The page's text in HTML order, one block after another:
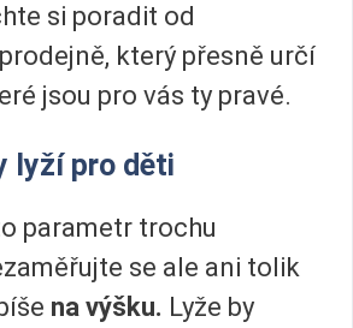
si poradit od
který přesně určí
jsou pro vás ty pravé.
lyží pro děti
parametr trochu
se ale ani tolik
na výšku. Lyže by